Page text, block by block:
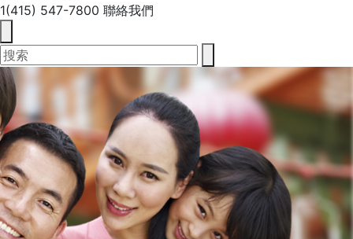
1(415) 547-7800 聯絡我們